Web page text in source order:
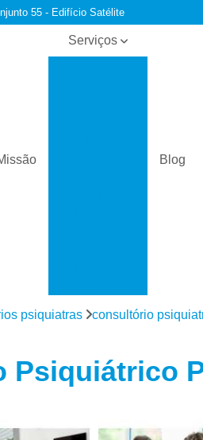
55 - Edifício Satélite
Serviços
dependência
Tratamentos
Tratamentos
para fobias
para insônia
Blog
psiquiatras consultório
Psiquiátrico